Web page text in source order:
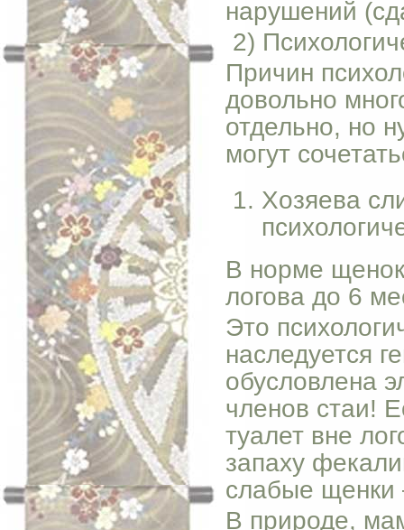
нарушений
2)
Причин
довольно
отдельно, но
могут
Хозяева
В норме
логова до 6
Это
наследуется
обусловлена
членов стаи!
туалет вне
запаху
слабые щенки
В природе,